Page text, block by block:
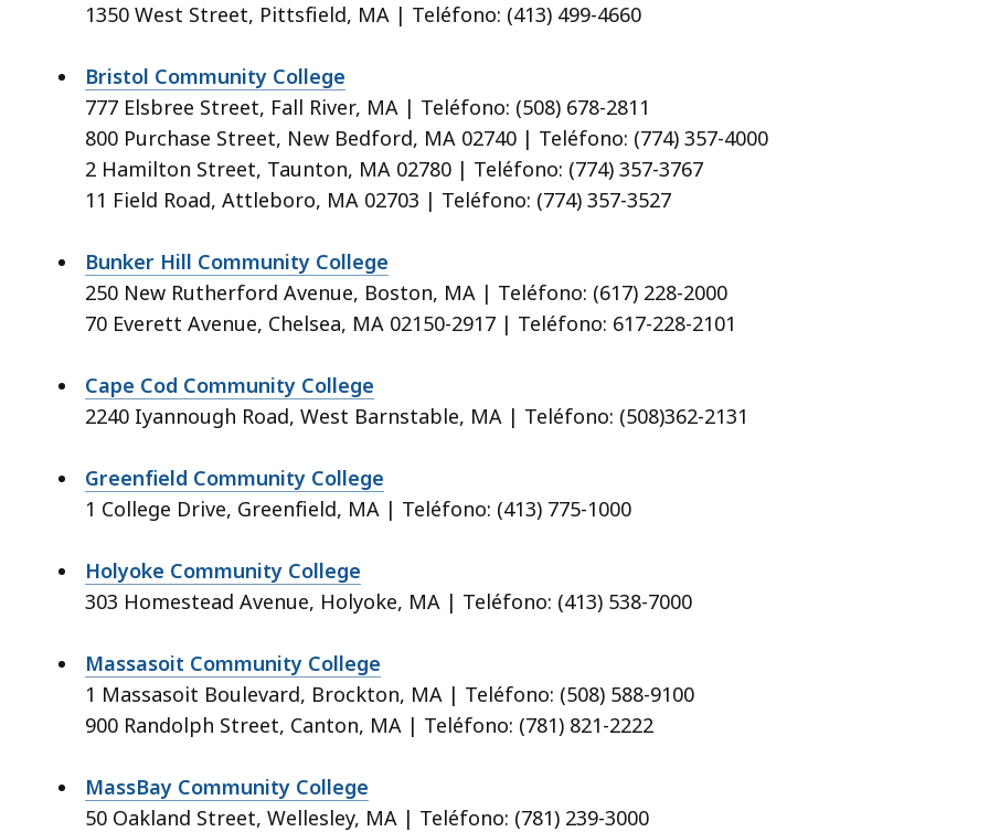
1350 West Street, Pittsfield, MA | Teléfono: (413) 499-4660
Bristol Community College
777 Elsbree Street, Fall River, MA | Teléfono: (508) 678-2811
800 Purchase Street, New Bedford, MA 02740 | Teléfono: (774) 357-4000
2 Hamilton Street, Taunton, MA 02780 | Teléfono: (774) 357-3767
11 Field Road, Attleboro, MA 02703 | Teléfono: (774) 357-3527
Bunker Hill Community College
250 New Rutherford Avenue, Boston, MA | Teléfono: (617) 228-2000
70 Everett Avenue, Chelsea, MA 02150-2917 | Teléfono: 617-228-2101
Cape Cod Community College
2240 Iyannough Road, West Barnstable, MA | Teléfono: (508)362-2131
Greenfield Community College
1 College Drive, Greenfield, MA | Teléfono: (413) 775-1000
Holyoke Community College
303 Homestead Avenue, Holyoke, MA | Teléfono: (413) 538-7000
Massasoit Community College
1 Massasoit Boulevard, Brockton, MA | Teléfono: (508) 588-9100
900 Randolph Street, Canton, MA | Teléfono: (781) 821-2222
MassBay Community College
50 Oakland Street, Wellesley, MA | Teléfono: (781) 239-3000